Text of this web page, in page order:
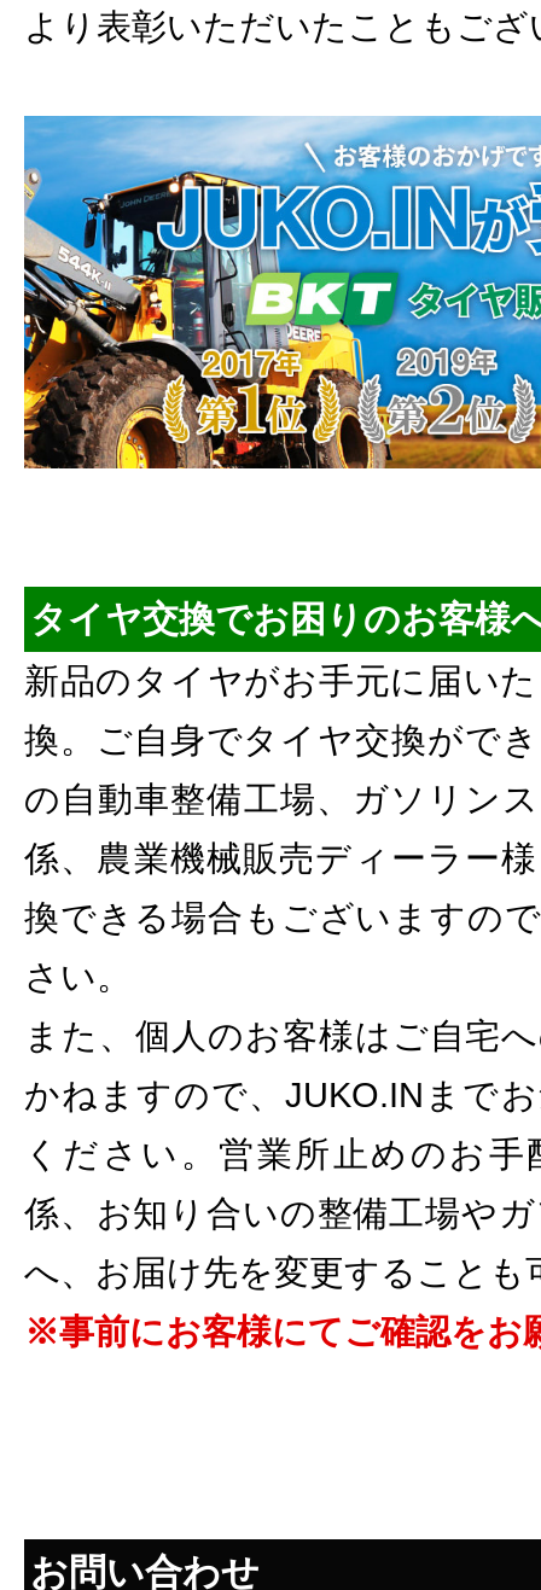
より表彰いただいたこともござ
タイヤ交換でお困りのお客様
新品のタイヤがお手元に届い
換。ご自身でタイヤ交換がで
の自動車整備工場、ガソリン
係、農業機械販売ディーラー
換できる場合もございますの
さい。
また、個人のお客様はご自宅
かねますので、JUKO.INまで
ください。営業所止めのお
係、お知り合いの整備工場や
へ、お届け先を変更することも
※事前にお客様にてご確認をお
お問い合わせ